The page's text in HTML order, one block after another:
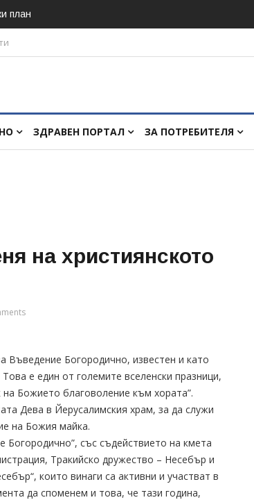
план
ЗДРАВЕН ПОРТАЛ ЗА ПОТРЕБИТЕЛЯ
на християнското
Въведение Богородично, известен и като
е един от големите вселенски празници,
Божието благоволение към хората”.
Дева в Йерусалимския храм, за да служи
на Божия майка.
Богородично”, със съдействието на кмета
Тракийско дружество – Несебър и
които винаги са активни и участват в
да споменем и това, че тази година,